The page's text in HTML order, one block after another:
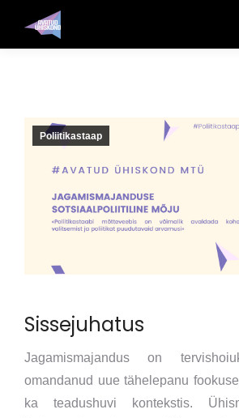
Poliitikastaap
Sissejuhatus
Jagamismajandus on
omandanud uue tähelepanu
ka teadushuvi kontekstis.